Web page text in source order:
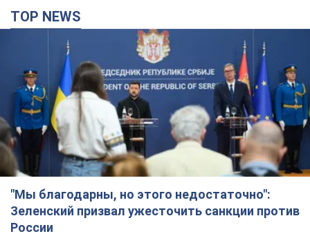
TOP NEWS
"Мы благодарны, но этого недостаточно":
Зеленский призвал ужесточить санкции против
России